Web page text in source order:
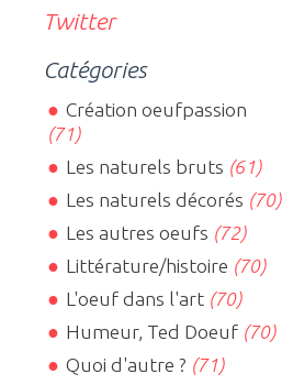
Catégories
Création oeufpassion
(71)
Les naturels bruts (61)
Les naturels décorés (70)
Les autres oeufs (72)
Littérature/histoire (70)
L'oeuf dans l'art(70)
Humeur, Ted Doeuf(70)
Quoi d'autre ? (71)